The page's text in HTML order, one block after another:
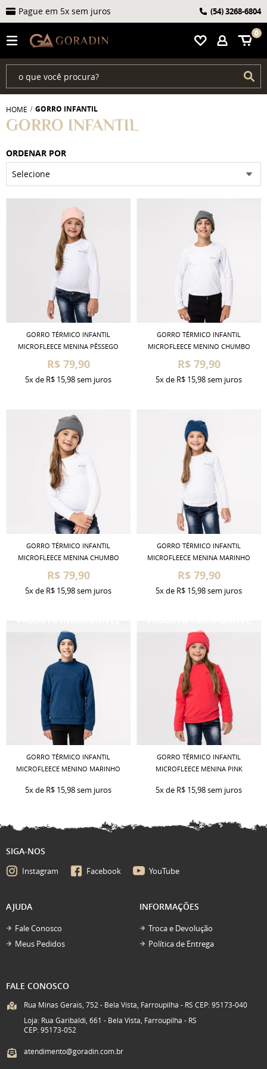
0
Pague em 5x sem juros (54)3268-6804
HOME GORRO INFANTIL
GORRO INFANTIL
ORDENAR POR
Selecione
GORRO TÉRMICO INFANTIL
MICROFLEECE MENINA PÊSSEGO
R$ 79,90
5xde R$ 15,98sem juros
GORRO TÉRMICO INFANTIL
MICROFLEECE MENINO CHUMBO
R$ 79,90
5xde R$ 15,98sem juros
GORRO TÉRMICO INFANTIL
MICROFLEECE MENINA CHUMBO
R$ 79,90
5xde R$ 15,98sem juros
GORRO TÉRMICO INFANTIL
MICROFLEECE MENINA MARINHO
R$ 79,90
5xde R$ 15,98sem juros
GORRO TÉRMICO INFANTIL
MICROFLEECE MENINO MARINHO
5xde R$ 15,98sem juros
GORRO TÉRMICO INFANTIL
MICROFLEECE MENINA PINK
5xde R$ 15,98sem juros
SIGA-NOS
Instagram Facebook YouTube
AJUDA
Fale Conosco
Meus Pedidos
INFORMAÇÕES
Troca e Devolução
Política de Entrega
FALE CONOSCO
Rua Minas Gerais, 752 - Bela Vista, Farroupilha - RS CEP: 95173-040
Loja: Rua Garibaldi, 661 - Bela Vista, Farroupilha - RS
CEP: 95173-052
atendimento@goradin.com.br